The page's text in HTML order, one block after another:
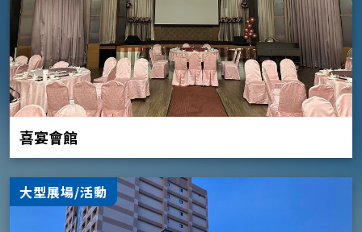
喜宴會館
大型展場/活動